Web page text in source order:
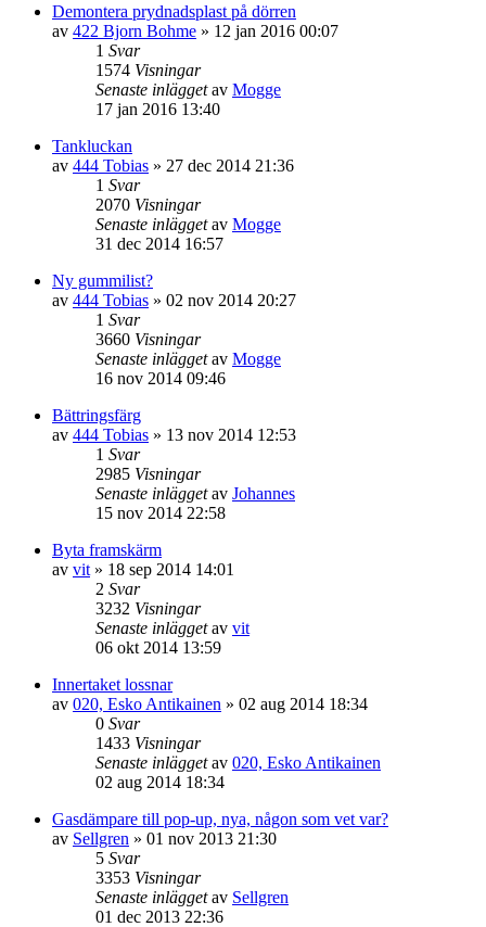
Demontera prydnadsplast på dörren
av 422 Bjorn Bohme » 12 jan 2016 00:07
1 Svar
1574 Visningar
Senaste inläggetav Mogge
17 jan 2016 13:40
Tankluckan
av 444 Tobias » 27 dec 2014 21:36
1 Svar
2070 Visningar
Senaste inläggetav Mogge
31 dec 2014 16:57
Ny gummilist?
av 444 Tobias » 02 nov 2014 20:27
1 Svar
3660 Visningar
Senaste inläggetav Mogge
16 nov 2014 09:46
Bättringsfärg
av 444 Tobias » 13 nov 2014 12:53
1 Svar
2985 Visningar
Senaste inläggetav Johannes
15 nov 2014 22:58
Byta framskärm
av vit » 18 sep 2014 14:01
2 Svar
3232 Visningar
Senaste inläggetav vit
06 okt 2014 13:59
Innertaket lossnar
av 020, Esko Antikainen » 02 aug 2014 18:34
0 Svar
1433 Visningar
Senaste inläggetav 020, Esko Antikainen
02 aug 2014 18:34
Gasdämpare till pop-up, nya, någon som vet var?
av Sellgren » 01 nov 2013 21:30
5 Svar
3353 Visningar
Senaste inläggetav Sellgren
01 dec 2013 22:36